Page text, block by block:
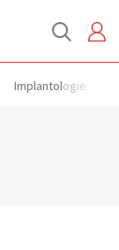
Implantologie